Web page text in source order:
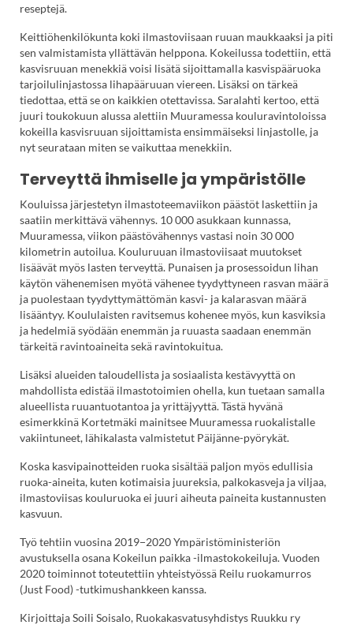
reseptejä.
Keittiöhenkilökunta koki ilmastoviisaan ruuan maukkaaksi ja piti
sen valmistamista yllättävän helppona. Kokeilussa todettiin, että
kasvisruuan menekkiä voisi lisätä sijoittamalla kasvispääruoka
tarjoilulinjastossa lihapääruuan viereen. Lisäksi on tärkeä
tiedottaa, että se on kaikkien otettavissa. Saralahti kertoo, että
juuri toukokuun alussa alettiin Muuramessa kouluravintoloissa
kokeilla kasvisruuan sijoittamista ensimmäiseksi linjastolle, ja
nyt seurataan miten se vaikuttaa menekkiin.
Terveyttä ihmiselle ja ympäristölle
Kouluissa järjestetyn ilmastoteemaviikon päästöt laskettiin ja
saatiin merkittävä vähennys. 10 000 asukkaan kunnassa,
Muuramessa, viikon päästövähennys vastasi noin 30 000
kilometrin autoilua. Kouluruuan ilmastoviisaat muutokset
lisäävät myös lasten terveyttä. Punaisen ja prosessoidun lihan
käytön vähenemisen myötä vähenee tyydyttyneen rasvan määrä
ja puolestaan tyydyttymättömän kasvi- ja kalarasvan määrä
lisääntyy. Koululaisten ravitsemus kohenee myös, kun kasviksia
ja hedelmiä syödään enemmän ja ruuasta saadaan enemmän
tärkeitä ravintoaineita sekä ravintokuitua.
Lisäksi alueiden taloudellista ja sosiaalista kestävyyttä on
mahdollista edistää ilmastotoimien ohella, kun tuetaan samalla
alueellista ruuantuotantoa ja yrittäjyyttä. Tästä hyvänä
esimerkkinä Kortetmäki mainitsee Muuramessa ruokalistalle
vakiintuneet, lähikalasta valmistetut Päijänne-pyörykät.
Koska kasvipainotteiden ruoka sisältää paljon myös edullisia
ruoka-aineita, kuten kotimaisia juureksia, palkokasveja ja viljaa,
ilmastoviisas kouluruoka ei juuri aiheuta paineita kustannusten
kasvuun.
Työ tehtiin vuosina 2019−2020 Ympäristöministeriön
avustuksella osana Kokeilun paikka -ilmastokokeiluja. Vuoden
2020 toiminnot toteutettiin yhteistyössä Reilu ruokamurros
(Just Food) -tutkimushankkeen kanssa.
Kirjoittaja Soili Soisalo, Ruokakasvatusyhdistys Ruukku ry